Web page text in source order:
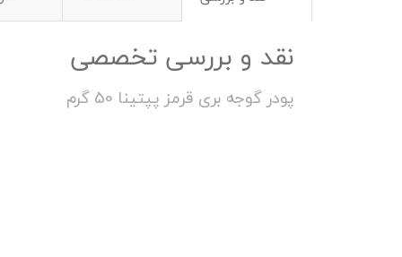
نقد و بررسی تخصصی
پودر گوجه بری قرمز پپتینا 50 گرم